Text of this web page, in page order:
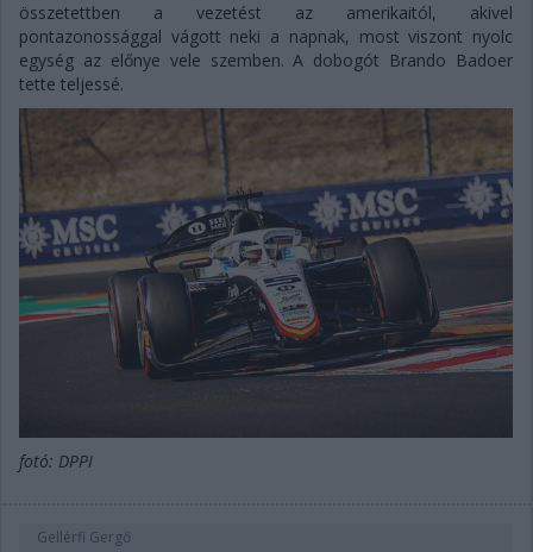
összetettben a vezetést az amerikaitól, akivel
pontazonossággal vágott neki a napnak, most viszont nyolc
egység az előnye vele szemben. A dobogót Brando Badoer
tette teljessé.
fotó: DPPI
Gellérfi Gergő